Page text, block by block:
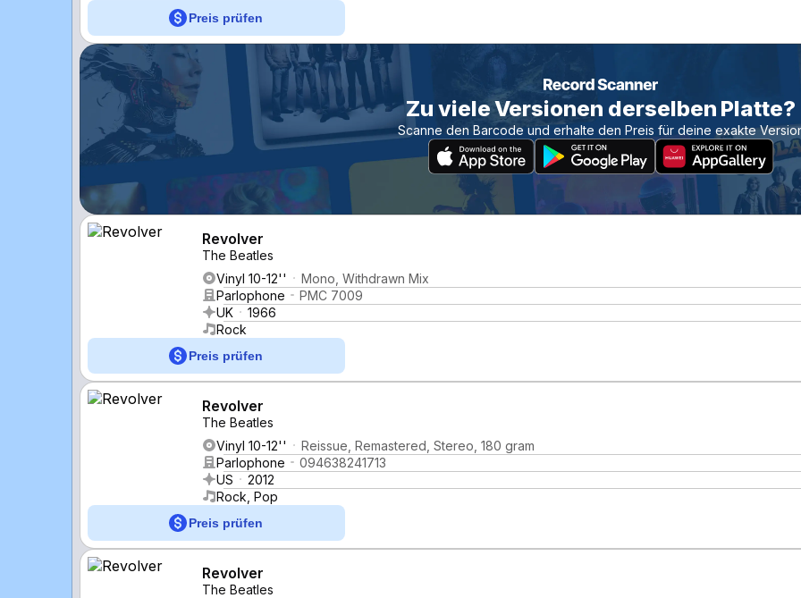
Preis prüfen
Zu viele Versionen derselben Platte?
Scanne den Barcode und erhalte den Preis für deine exakte
Revolver
The Beatles
Vinyl 10-12''
Mono, Withdrawn Mix
Parlophone
PMC 7009
UK
1966
Rock
Preis prüfen
Revolver
The Beatles
Vinyl 10-12''
Reissue, Remastered, Stereo, 180 gram
Parlophone
094638241713
US
2012
Rock, Pop
Preis prüfen
Revolver
The Beatles